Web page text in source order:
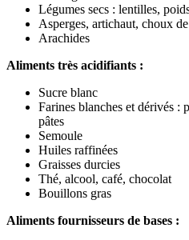
Légumes secs : lentilles,
Asperges, artichaut, choux
Arachides
Aliments très acidifiants :
Sucre blanc
Farines blanches et dérivés :
pâtes
Semoule
Huiles raffinées
Graisses durcies
Thé, alcool, café, chocolat
Bouillons gras
Aliments fournisseurs de bases :